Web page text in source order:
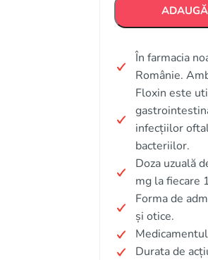
În farmacia
Românie.
Floxin este
infecțiilor
bacteriilor.
Doza uzuală
mg la fiecare
Forma de
și otice.
Durata de